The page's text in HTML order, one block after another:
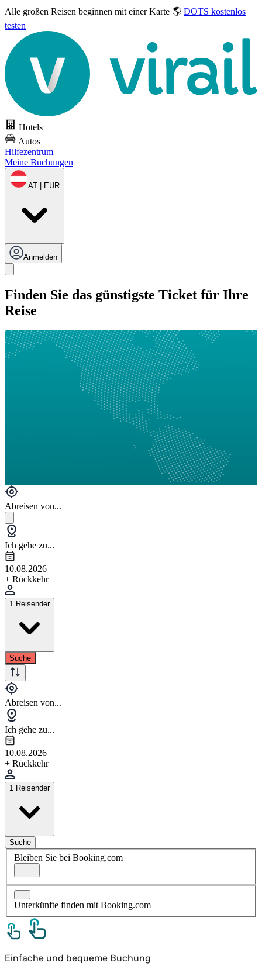
Alle großen Reisen beginnen mit einer Karte 🌎 DOTS kostenlos
testen
Hotels
Autos
Hilfezentrum
Meine Buchungen
AT | EUR
Anmelden
Finden Sie das günstigste Ticket für Ihre
Reise
Abreisen von...
Ich gehe zu...
10.08.2026
+ Rückkehr
1 Reisender
Suche
Abreisen von...
Ich gehe zu...
10.08.2026
+ Rückkehr
1 Reisender
Suche
Bleiben Sie bei Booking.com
Unterkünfte finden mit Booking.com
Einfache und bequeme Buchung